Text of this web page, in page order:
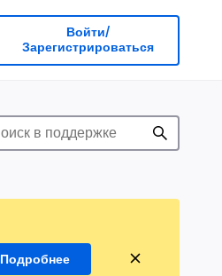
Войти/
Зарегистрироваться
Подробнее